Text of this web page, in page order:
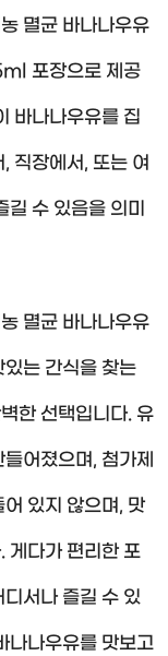
멸균 바나나우유
포장으로 제공
바나나우유를 집
직장에서, 또는 여
길 수 있음을 의미
멸균 바나나우유
있는 간식을 찾는
한 선택입니다. 유
어졌으며, 첨가제
어 있지 않으며, 맛
게다가 편리한 포
서나 즐길 수 있
나나우유를 맛보고